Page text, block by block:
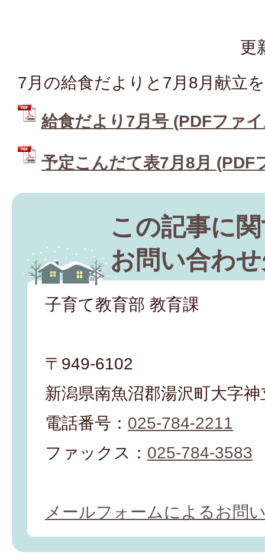
更
7月の給食だよりと7月8月献立
給食だより7月号 (PDFファ
予定こんだて表7月8月 (PDF
この記事に
お問い合わ
子育て教育部 教育課
〒949-6102
新潟県南魚沼郡湯沢町大字
電話番号： 025-784-2211
ファックス： 025-784-3583
メールフォームによるお問